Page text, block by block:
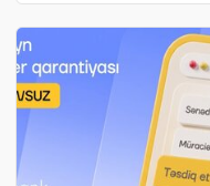
imzalayıb. Bankın "Murabaha"
məhsulunda